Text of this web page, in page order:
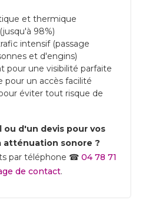
et thermique
98%)
intensif (passage
et d'engins)
pour une visibilité parfaite
pour un accès facilité
éviter tout risque de
ou d'un devis pour vos
atténuation sonore ?
par téléphone ☎ 04 78 71
de contact.